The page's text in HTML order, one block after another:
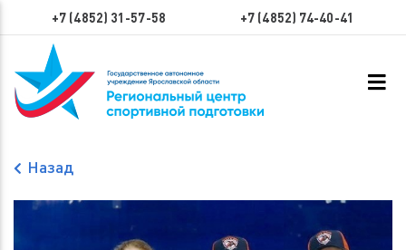
+7 (4852) 31-57-58 +7 (4852) 74-40-41
Назад